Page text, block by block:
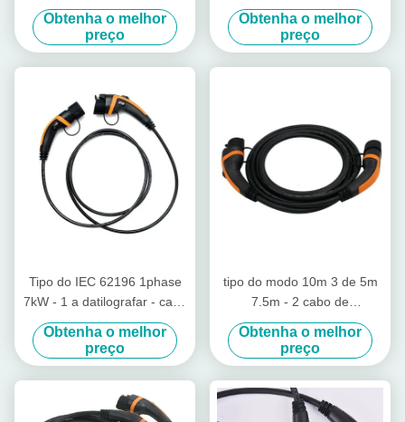
verde de carregamento TPU
do cabo de 2 EV
Obtenha o melhor
preço
branco do cabo do
carregador de 16A TPU EV
Obtenha o melhor
preço
Tipo do IEC 62196 1phase
7kW - 1 a datilografar - cabo
de carregamento de 2 EV
Obtenha o melhor
preço
tipo do modo 10m 3 de 5m
7.5m - 2 cabo de
carregamento SAE J772 a
IEC 62196
Obtenha o melhor
preço